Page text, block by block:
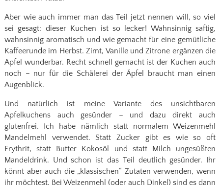
Aber wie auch immer man das Teil jetzt nennen will, so viel
sei gesagt: dieser Kuchen ist so lecker! Wahnsinnig saftig,
wahnsinnig aromatisch und wie gemacht für eine gemütliche
Kaffeerunde im Herbst. Zimt, Vanille und Zitrone ergänzen die
Äpfel wunderbar. Recht schnell gemacht ist der Kuchen auch
noch – nur für die Schälerei der Äpfel braucht man einen
Augenblick.
Und natürlich ist meine Variante des unsichtbaren
Apfelkuchens auch gesünder – und dazu direkt auch
glutenfrei. Ich habe nämlich statt normalem Weizenmehl
Mandelmehl verwendet. Statt Zucker gibt es wie so oft
Erythrit, statt Butter Kokosöl und statt Milch ungesüßten
Mandeldrink. Und schon ist das Teil deutlich gesünder. Ihr
könnt aber auch die „klassischen“ Zutaten verwenden, wenn
ihr möchtest. Bei Weizenmehl (oder auch Dinkel) sind es dann